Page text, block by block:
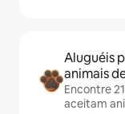
Aluguéis
animais
Encontre
aceitam